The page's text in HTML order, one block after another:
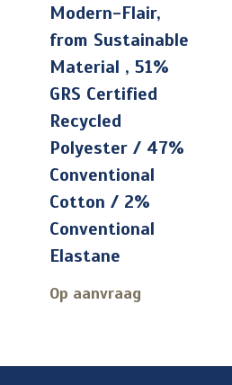
Modern-Flair,
from Sustainable
Material , 51%
GRS Certified
Recycled
Polyester / 47%
Conventional
Cotton / 2%
Conventional
Elastane
Op aanvraag